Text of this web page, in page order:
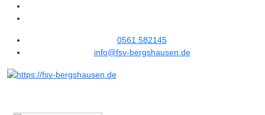
0561 582145
info@fsv-bergshausen.de